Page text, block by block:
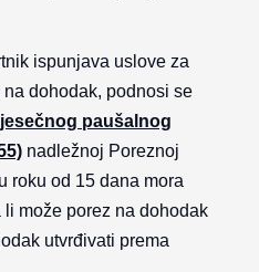
ispunjava uslove za
dohodak, podnosi se
paušalnog
nadležnoj Poreznoj
roku od 15 dana mora
može porez na dohodak
utvrđivati prema